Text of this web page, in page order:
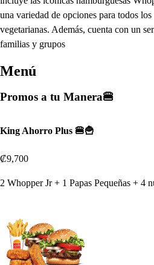
una variedad de opciones para todos
vegetarianas. Además, cuenta con un
familias y grupos
Menú
Promos a tu Manera🍔
King Ahorro Plus 🍔🍟
₡9,700
2 Whopper Jr + 1 Papas Pequeñas + 4